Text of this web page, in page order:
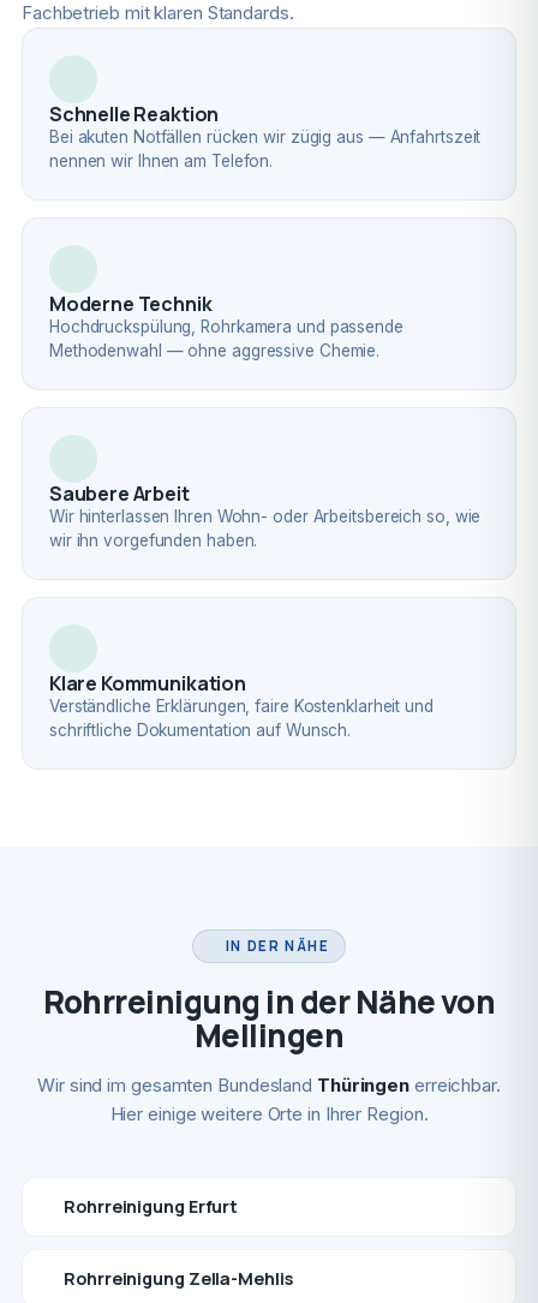
Fachbetrieb mit klaren Standards.
Schnelle Reaktion
Bei akuten Notfällen rücken wir zügig aus — Anfahrtszeit
nennen wir Ihnen am Telefon.
Moderne Technik
Hochdruckspülung, Rohrkamera und passende
Methodenwahl — ohne aggressive Chemie.
Saubere Arbeit
Wir hinterlassen Ihren Wohn- oder Arbeitsbereich so, wie
wir ihn vorgefunden haben.
Klare Kommunikation
Verständliche Erklärungen, faire Kostenklarheit und
schriftliche Dokumentation auf Wunsch.
IN DER NÄHE
Rohrreinigung in der Nähe von
Mellingen
Wir sind im gesamten Bundesland Thüringen erreichbar.
Hier einige weitere Orte in Ihrer Region.
Rohrreinigung Erfurt
Rohrreinigung Zella-Mehlis